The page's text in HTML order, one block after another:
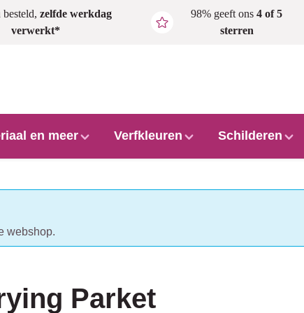
besteld,zelfde werkdag
verwerkt*
98% geeft ons4 of 5
sterren
en meer Verfkleuren Schilderen
webshop.
Parket